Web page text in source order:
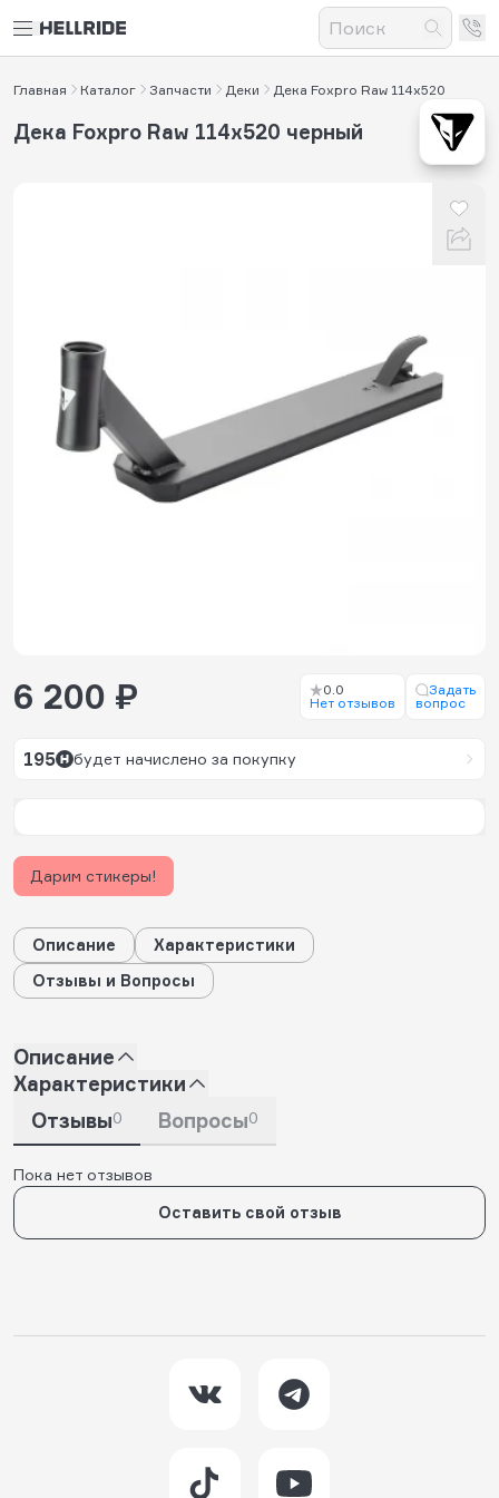
Главная Каталог Запчасти Деки Дека Foxpro Raw 114x520
Дека Foxpro Raw 114x520 черный
6 200 ₽
0.0
Нет отзывов
Задать
вопрос
195 будет начислено за покупку
Дарим стикеры!
Описание
Характеристики
Отзывы и Вопросы
Описание
Характеристики
Отзывы0 Вопросы0
Пока нет отзывов
Оставить свой отзыв